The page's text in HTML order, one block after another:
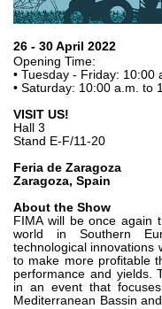
Pompes et moteurs
Motori elettrici
Moteurs à pistons
Moteurs Orbitaux
Contrôle
Circuits hydrauliques
Valves à cartouche
Limiteur de
Servocommandes
Composants
26 - 30 April 2022
Opening Time:
• Tuesday - Friday: 10:00
• Saturday: 10:00 a.m. to
VISIT US!
Hall 3
Stand E-F/11-20
Feria de Zaragoza
Zaragoza, Spain
About the Show
FIMA will be once again
world in Southern
technological innovations
to make more profitable
performance and yields.
in an event that
Mediterranean Bassin